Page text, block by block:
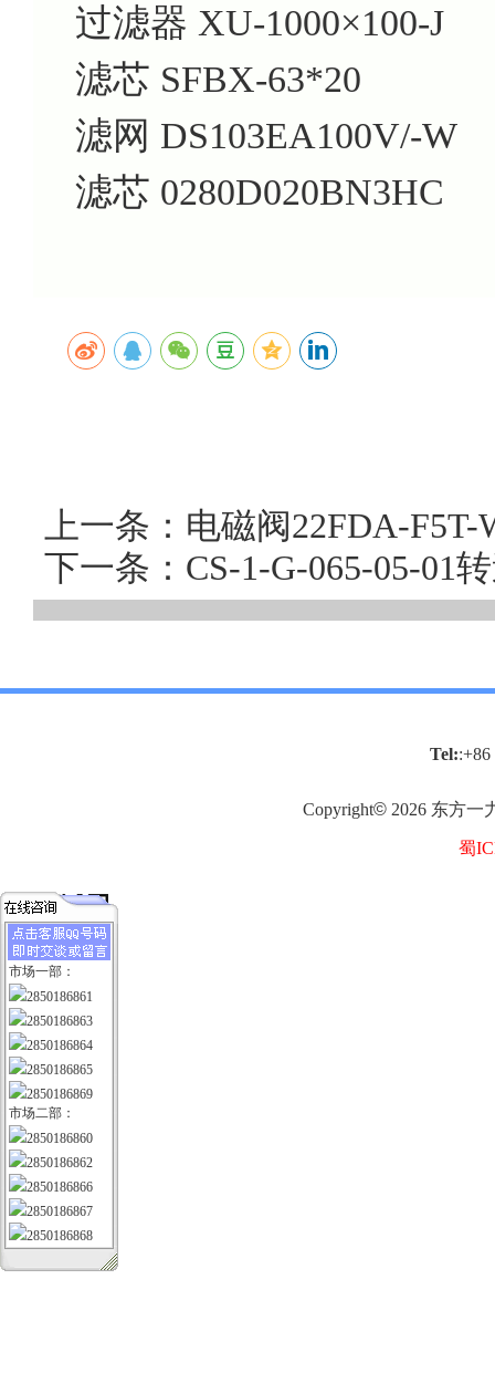
过滤器 XU-1000×100-J
滤芯 SFBX-63*20
滤网 DS103EA100V/-W
滤芯 0280D020BN3HC
上一条：电磁阀22FDA-
下一条：CS-1-G-065-05-01
Tel::+86
Copyright© 2026 东方一
蜀
市场一部：
2850186861
2850186863
2850186864
2850186865
2850186869
市场二部：
2850186860
2850186862
2850186866
2850186867
2850186868